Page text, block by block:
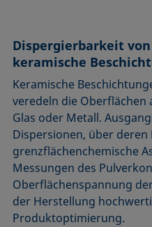
Dispergierbarkeit
keramische
Keramische
veredeln die
Glas oder Metall.
Dispersionen, über
grenzflächenchemische
Messungen des
Oberflächenspannung
der Herstellung
Produktoptimierung.